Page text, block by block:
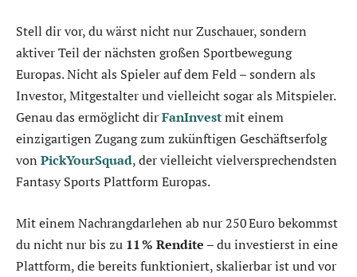
Stell dir vor, du wärst nicht nur Zuschauer, sondern
aktiver Teil der nächsten großen Sportbewegung
Europas. Nicht als Spieler auf dem Feld – sondern als
Investor, Mitgestalter und vielleicht sogar als Mitspieler.
Genau das ermöglicht dirFanInvestmit einem
einzigartigen Zugang zum zukünftigen Geschäftserfolg
von PickYourSquad, der vielleicht vielversprechendsten
Fantasy Sports Plattform Europas.
Mit einem Nachrangdarlehen ab nur 250 Euro bekommst
du nicht nur bis zu 11 % Rendite – du investierst in eine
Plattform, die bereits funktioniert, skalierbar ist und vor